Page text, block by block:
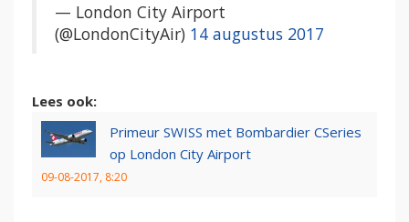
— London City Airport
(@LondonCityAir) 14 augustus 2017
Lees ook:
Primeur SWISS met Bombardier CSeries
op London City Airport
09-08-2017, 8:20